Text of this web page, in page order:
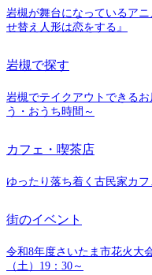
岩槻が舞台になっているア
せ替え人形は恋をする』
岩槻で探す
岩槻でテイクアウトできる
う・おうち時間～
カフェ・喫茶店
ゆったり落ち着く古民家カフ
街のイベント
令和8年度さいたま市花火大
（土）19：30～